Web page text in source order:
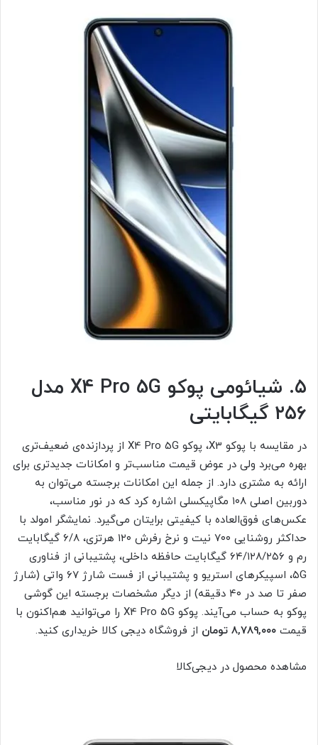
۵. شیائومی پوکو X4 Pro 5G مدل
۲۵۶ گیگابایتی
در مقایسه با پوکو X3، پوکو X4 Pro 5G از پردازنده‌ی ضعیف‌تری
بهره می‌برد ولی در عوض قیمت مناسب‌تر و امکانات جدیدتری برای
ارائه به مشتری دارد. از جمله این امکانات برجسته می‌توان به
دوربین اصلی ۱۰۸ مگاپیکسلی اشاره کرد که در نور مناسب،
عکس‌های فوق‌العاده با کیفیتی برایتان می‌گیرد. نمایشگر امولد با
حداکثر روشنایی ۷۰۰ نیت و نرخ رفرش ۱۲۰ هرتزی، ۶/۸ گیگابایت
رم و ۶۴/۱۲۸/۲۵۶ گیگابایت حافظه داخلی، پشتیبانی از فناوری
۵G، اسپیکرهای استریو و پشتیبانی از فست شارژ ۶۷ واتی (شارژ
صفر تا صد در ۴۰ دقیقه) از دیگر مشخصات برجسته این گوشی
پوکو به حساب می‌آیند. پوکو X4 Pro 5G را می‌توانید هم‌اکنون با
قیمت ۸,۷۸۹,۰۰۰ تومان از فروشگاه دیجی‌ کالا خریداری کنید.
مشاهده محصول در دیجی‌کالا